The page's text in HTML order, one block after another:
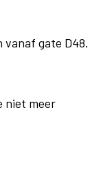
gate D48.
niet meer